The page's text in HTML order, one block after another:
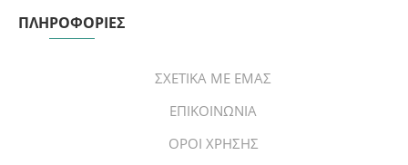
ΠΛΗΡΟΦΟΡΙΕΣ
ΣΧΕΤΙΚΑ ΜΕ ΕΜΑΣ
ΕΠΙΚΟΙΝΩΝΙΑ
ΟΡΟΙ ΧΡΗΣΗΣ